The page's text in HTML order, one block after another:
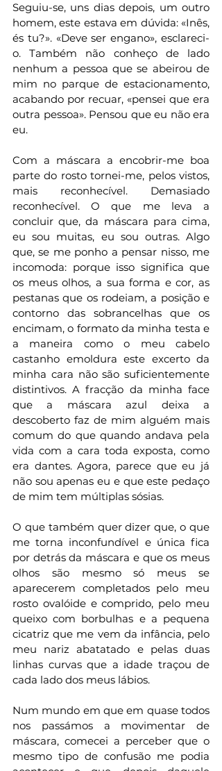
Seguiu-se, uns dias depois, um outro
homem, este estava em dúvida: «Inês,
és tu?». «Deve ser engano», esclareci-
o. Também não conheço de lado
nenhum a pessoa que se abeirou de
mim no parque de estacionamento,
acabando por recuar, «pensei que era
outra pessoa». Pensou que eu não era
eu.
Com a máscara a encobrir-me boa
parte do rosto tornei-me, pelos vistos,
mais reconhecível. Demasiado
reconhecível. O que me leva a
concluir que, da máscara para cima,
eu sou muitas, eu sou outras. Algo
que, se me ponho a pensar nisso, me
incomoda: porque isso significa que
os meus olhos, a sua forma e cor, as
pestanas que os rodeiam, a posição e
contorno das sobrancelhas que os
encimam, o formato da minha testa e
a maneira como o meu cabelo
castanho emoldura este excerto da
minha cara não são suficientemente
distintivos. A fracção da minha face
que a máscara azul deixa a
descoberto faz de mim alguém mais
comum do que quando andava pela
vida com a cara toda exposta, como
era dantes. Agora, parece que eu já
não sou apenas eu e que este pedaço
de mim tem múltiplas sósias.
O que também quer dizer que, o que
me torna inconfundível e única fica
por detrás da máscara e que os meus
olhos são mesmo só meus se
aparecerem completados pelo meu
rosto ovalóide e comprido, pelo meu
queixo com borbulhas e a pequena
cicatriz que me vem da infância, pelo
meu nariz abatatado e pelas duas
linhas curvas que a idade traçou de
cada lado dos meus lábios.
Num mundo em que em quase todos
nos passámos a movimentar de
máscara, comecei a perceber que o
mesmo tipo de confusão me podia